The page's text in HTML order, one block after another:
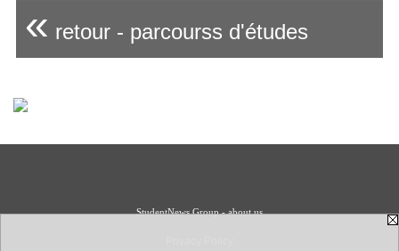
« retour - parcourss d'études
StudentNews Group - about us